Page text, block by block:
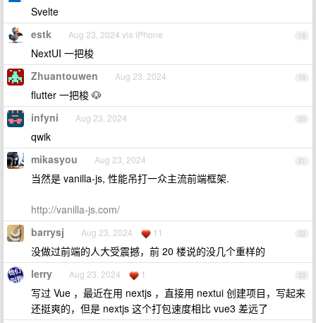
Svelte
18
estk Aug 23, 2024 via iPhone
NextUI 一把梭
19
Zhuantouwen Aug 23, 2024
flutter 一把梭 🐶
20
infyni Aug 23, 2024
qwik
21
mikasyou Aug 23, 2024
当然是 vanilla-js, 性能吊打一众主流前端框架.
http://vanilla-js.com/
22
barrysj Aug 23, 2024 11
没做过前端的人大受震撼，前 20 楼说的没几个重样的
23
lerry Aug 23, 2024 1
写过 Vue ，最近在用 nextjs ，直接用 nextui 创建项目，写起来
还挺爽的，但是 nextjs 这个打包速度相比 vue3 差远了